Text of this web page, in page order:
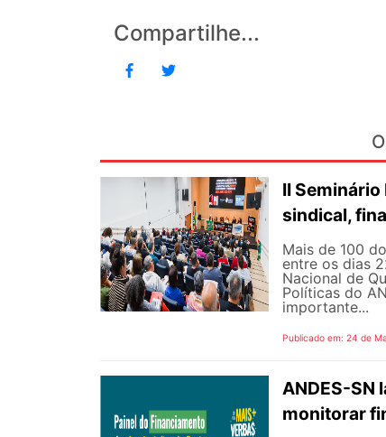
Compartilhe...
II
sindical,
Mais de 100
entre os dias
Nacional de
Políticas do
importante...
Publicado em: 24 de
ANDES-SN
monitorar